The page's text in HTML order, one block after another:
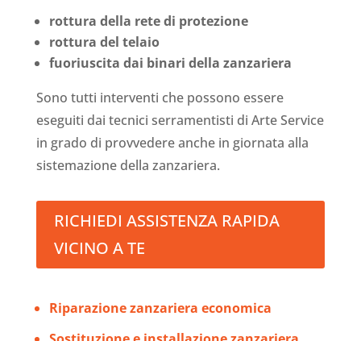
rottura della rete di protezione
rottura del telaio
fuoriuscita dai binari della zanzariera
Sono tutti interventi che possono essere
eseguiti dai tecnici serramentisti di Arte Service
in grado di provvedere anche in giornata alla
sistemazione della zanzariera.
RICHIEDI ASSISTENZA RAPIDA
VICINO A TE
Riparazione zanzariera economica